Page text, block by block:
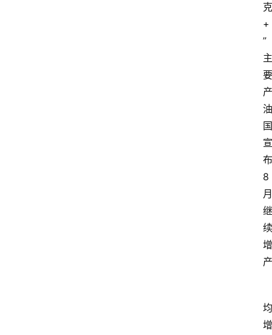
克
+
”
主
要
产
油
国
宣
布
8
月
继
续
增
产
均
增